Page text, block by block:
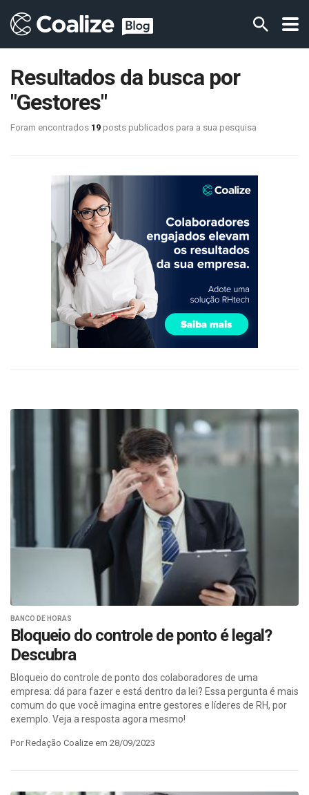
Resultados da busca por
"Gestores"
Foram encontrados 19 posts publicados para a sua pesquisa
BANCO DE HORAS
Bloqueio do controle de ponto é legal?
Descubra
Bloqueio do controle de ponto dos colaboradores de uma
empresa: dá para fazer e está dentro da lei? Essa pergunta é mais
comum do que você imagina entre gestores e líderes de RH, por
exemplo. Veja a resposta agora mesmo!
Por Redação Coalize em 28/09/2023